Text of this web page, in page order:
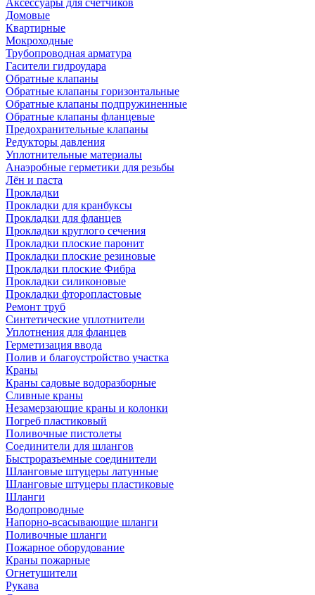
Домовые
Квартирные
Мокроходные
Трубопроводная арматура
Гасители гидроудара
Обратные клапаны
Обратные клапаны горизонтальные
Обратные клапаны подпружиненные
Обратные клапаны фланцевые
Предохранительные клапаны
Редукторы давления
Уплотнительные материалы
Анаэробные герметики для резьбы
Лён и паста
Прокладки
Прокладки для кранбуксы
Прокладки для фланцев
Прокладки круглого сечения
Прокладки плоские паронит
Прокладки плоские резиновые
Прокладки плоские Фибра
Прокладки силиконовые
Прокладки фторопластовые
Ремонт труб
Синтетические уплотнители
Уплотнения для фланцев
Герметизация ввода
Полив и благоустройство участка
Краны
Краны садовые водоразборные
Сливные краны
Незамерзающие краны и колонки
Погреб пластиковый
Поливочные пистолеты
Соединители для шлангов
Быстроразъемные соединители
Шланговые штуцеры латунные
Шланговые штуцеры пластиковые
Шланги
Водопроводные
Напорно-всасывающие шланги
Поливочные шланги
Пожарное оборудование
Краны пожарные
Огнетушители
Рукава